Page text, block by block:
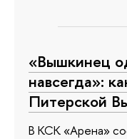
«Вышкинец
навсегда»:
Питерской
В КСК «Арена»